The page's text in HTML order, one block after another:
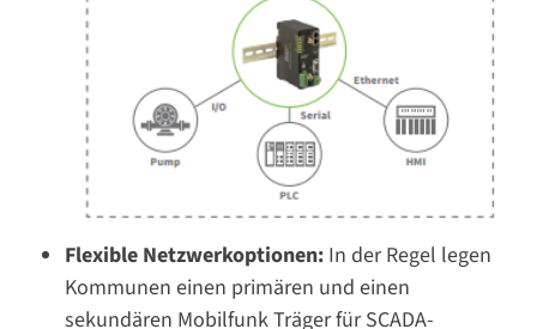
Flexible Netzwerkoptionen: In der Regel legen
Kommunen einen primären und einen
sekundären Mobilfunk Träger für SCADA-